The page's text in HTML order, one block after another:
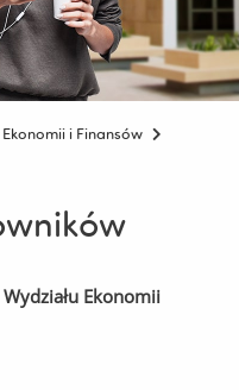
Ekonomii i Finansów
Ekonomii